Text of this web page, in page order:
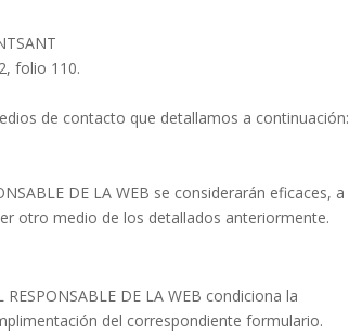
folio 110.
de contacto que detallamos a continuación:
DE LA WEB se considerarán eficaces, a
otro medio de los detallados anteriormente.
DE LA WEB condiciona la
del correspondiente formulario.